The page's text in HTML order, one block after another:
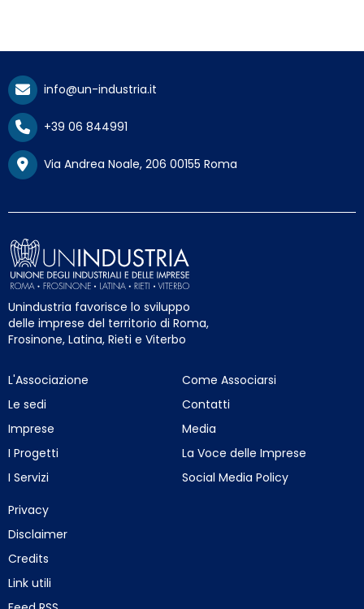
info@un-industria.it
+39 06 844991
Via Andrea Noale, 206 00155 Roma
Unindustria favorisce lo sviluppo
delle imprese del territorio di Roma,
Frosinone, Latina, Rieti e Viterbo
L'Associazione
Le sedi
Imprese
I Progetti
I Servizi
Come Associarsi
Contatti
Media
La Voce delle Imprese
Social Media Policy
Privacy
Disclaimer
Credits
Link utili